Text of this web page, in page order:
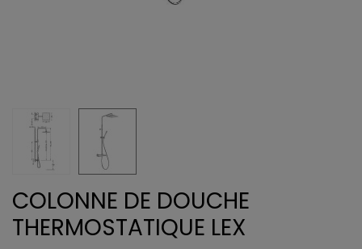
COLONNE DE DOUCHE
THERMOSTATIQUE LEX